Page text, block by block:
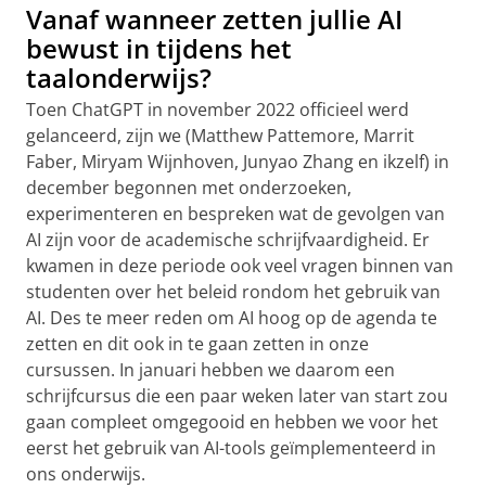
Vanaf wanneer zetten jullie AI
bewust in tijdens het
taalonderwijs?
Toen ChatGPT in november 2022 officieel werd
gelanceerd, zijn we (Matthew Pattemore, Marrit
Faber, Miryam Wijnhoven, Junyao Zhang en ikzelf) in
december begonnen met onderzoeken,
experimenteren en bespreken wat de gevolgen van
AI zijn voor de academische schrijfvaardigheid. Er
kwamen in deze periode ook veel vragen binnen van
studenten over het beleid rondom het gebruik van
AI. Des te meer reden om AI hoog op de agenda te
zetten en dit ook in te gaan zetten in onze
cursussen. In januari hebben we daarom een
schrijfcursus die een paar weken later van start zou
gaan compleet omgegooid en hebben we voor het
eerst het gebruik van AI-tools geïmplementeerd in
ons onderwijs.